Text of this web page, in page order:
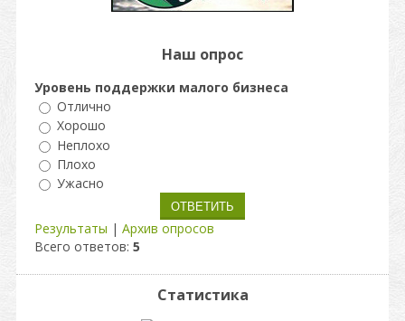
Наш опрос
Уровень поддержки малого бизнеса
Отлично
Хорошо
Неплохо
Плохо
Ужасно
Результаты | Архив опросов
Всего ответов: 5
Статистика